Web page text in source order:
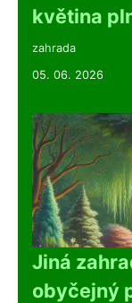
květina
zahrada
05. 06. 2026
Jiná
obyčejný